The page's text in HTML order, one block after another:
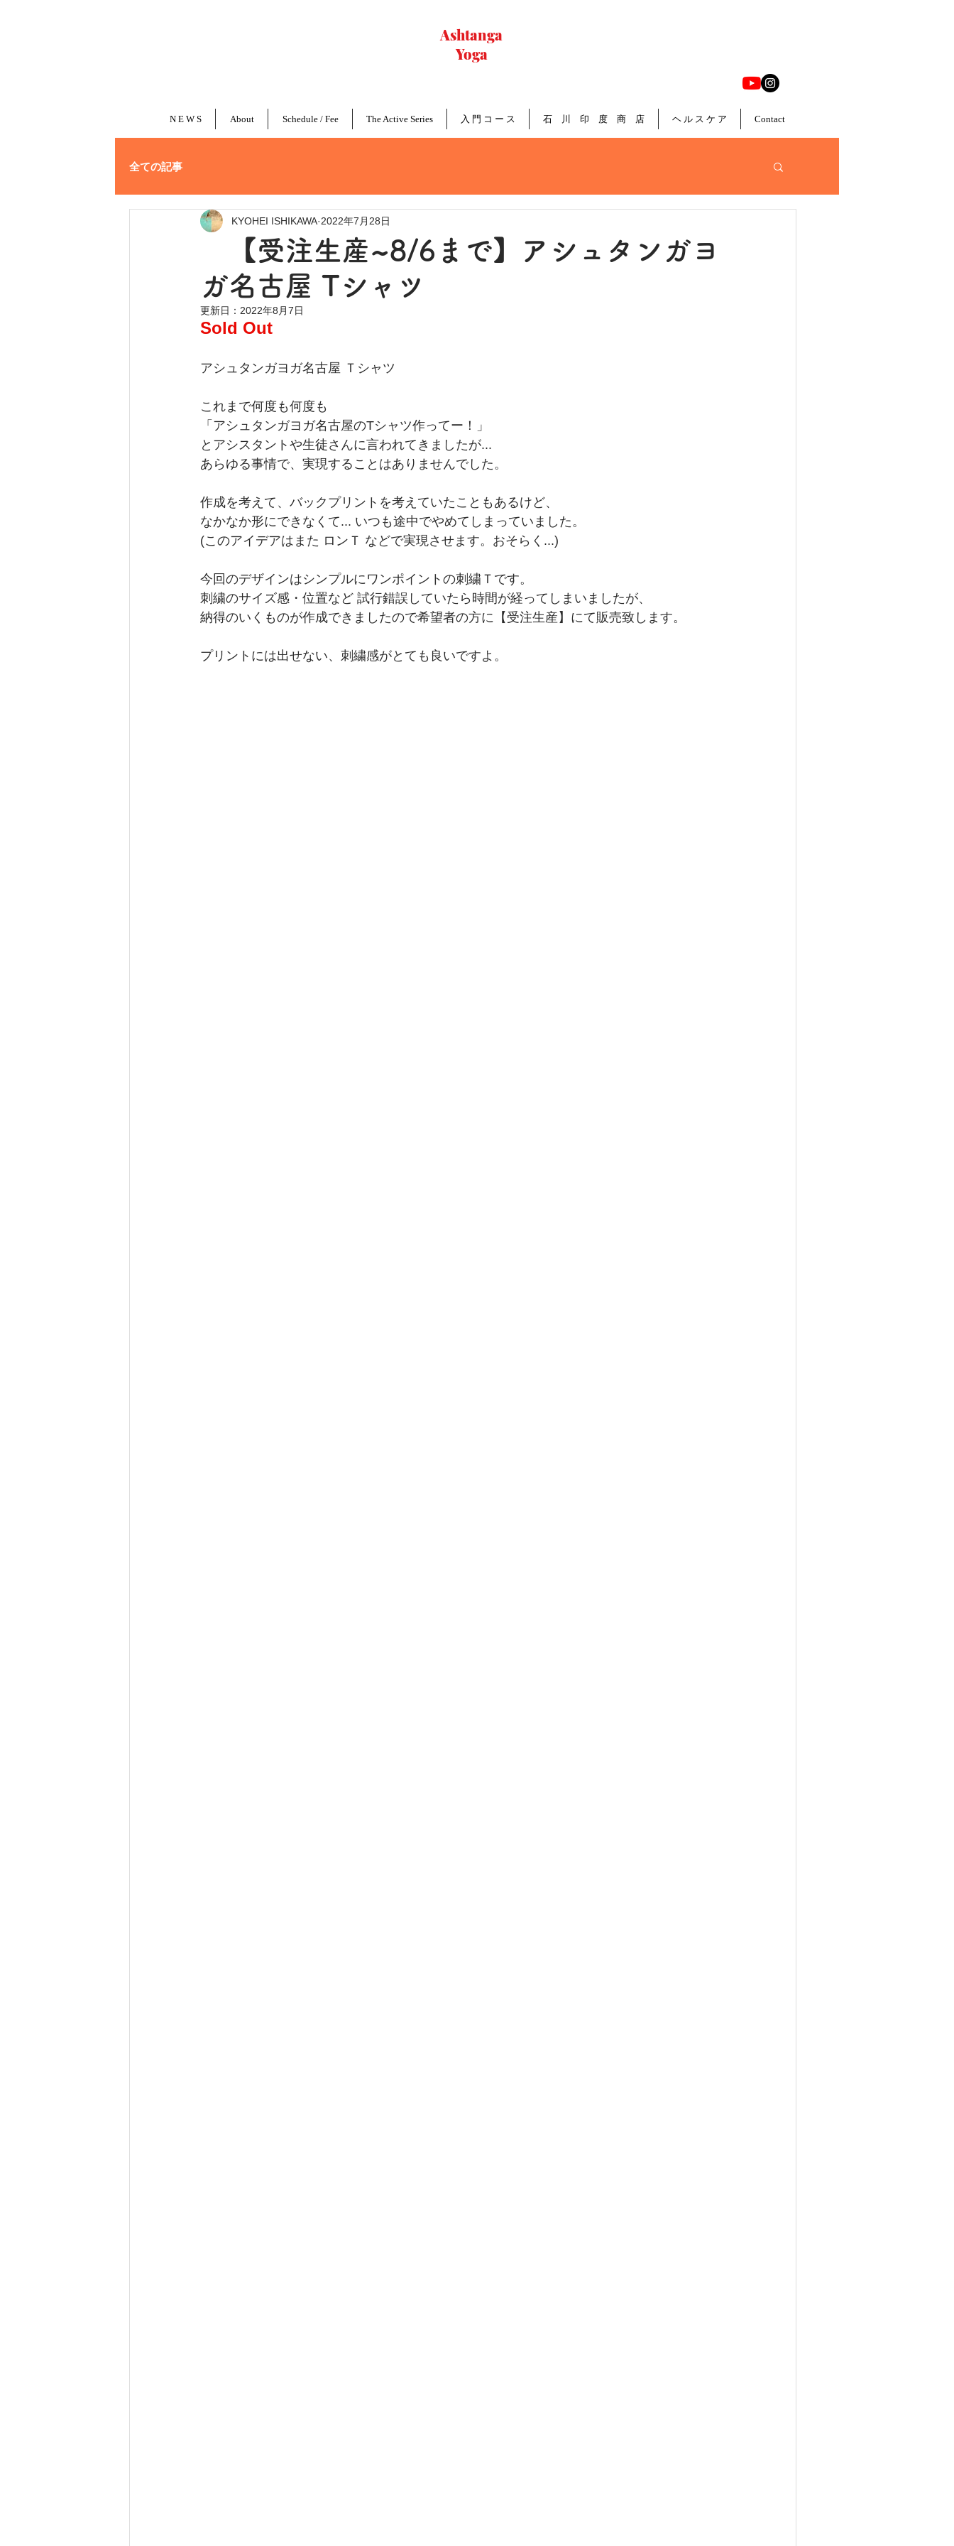
Ashtanga
Yoga
N E W S About Schedule / Fee The Active Series 入 門 コ ー ス 石 川 印 度 商 店 ヘ ル ス ケ ア Contact
全ての記事
【受注生産~8/6まで】アシュタンガヨ
ガ名古屋 Tシャツ
KYOHEI ISHIKAWA 2022年7月28日
更新日： 2022年8月7日
Sold Out
アシュタンガヨガ名古屋 Ｔシャツ
これまで何度も何度も
「アシュタンガヨガ名古屋のTシャツ作ってー！」
とアシスタントや生徒さんに言われてきましたが...
あらゆる事情で、実現することはありませんでした。
作成を考えて、バックプリントを考えていたこともあるけど、
なかなか形にできなくて... いつも途中でやめてしまっていました。
(このアイデアはまた ロンＴ などで実現させます。おそらく...)
今回のデザインはシンプルにワンポイントの刺繍Ｔです。
刺繍のサイズ感・位置など 試行錯誤していたら時間が経ってしまいましたが、
納得のいくものが作成できましたので希望者の方に【受注生産】にて販売致します。
プリントには出せない、刺繍感がとても良いですよ。